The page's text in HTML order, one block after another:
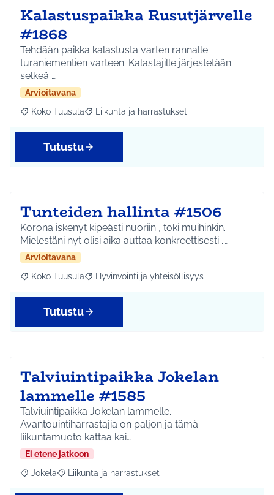
Kalastuspaikka Rusutjärvelle
#1868
Tehdään paikka kalastusta varten rannalle
turaniementien varteen. Kalastajille järjestetään
selkeä …
Arvioitavana
Rajaa tulokset aihepiirin mukaan: Koko Tuusula
Koko Tuusula Rajaa tulokset teeman mukaan: Liikunta ja
Liikunta ja harrastukset
Tutustu
Tunteiden hallinta #1506
Korona iskenyt kipeästi nuoriin , toki muihinkin.
Mielestäni nyt olisi aika auttaa konkreettisesti .…
Arvioitavana
Rajaa tulokset aihepiirin mukaan: Koko Tuusula
Koko Tuusula Rajaa tulokset teeman mukaan: Hyvinvointi ja
Hyvinvointi ja yhteisöllisyys
Tutustu
Talviuintipaikka Jokelan
lammelle #1585
Talviuintipaikka Jokelan lammelle.
Avantouintiharrastajia on paljon ja tämä
liikuntamuoto kattaa kai…
Ei etene jatkoon
Rajaa tulokset aihepiirin mukaan: Jokela
Jokela Rajaa tulokset teeman mukaan: Liikunta ja
Liikunta ja harrastukset